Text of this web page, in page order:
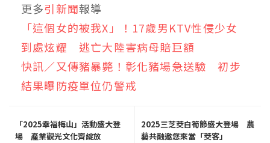
更多引新聞報導
「這個女的被我X」！17歲男KTV性侵少女
到處炫耀 逃亡大陸害病母賠巨額
快訊／又傳豬暴斃！彰化豬場急送驗 初步
結果曝防疫單位仍警戒
「2025幸福梅山」活動盛大登
場 產業觀光文化齊綻放
2025三芝茭白筍節盛大登場 農
藝共融邀您來當「茭客」